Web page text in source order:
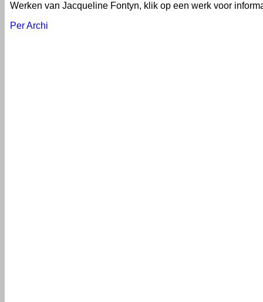
Werken van Jacqueline Fontyn, klik op een werk voor
Per Archi